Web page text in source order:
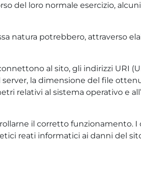
del loro normale esercizio,
natura potrebbero, attraverso
al sito, gli indirizzi URI
server, la dimensione del file
relativi al sistema operativo e
il corretto funzionamento. I
reati informatici ai danni del